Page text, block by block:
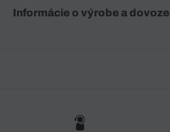
Informácie o výrobe a dovoze